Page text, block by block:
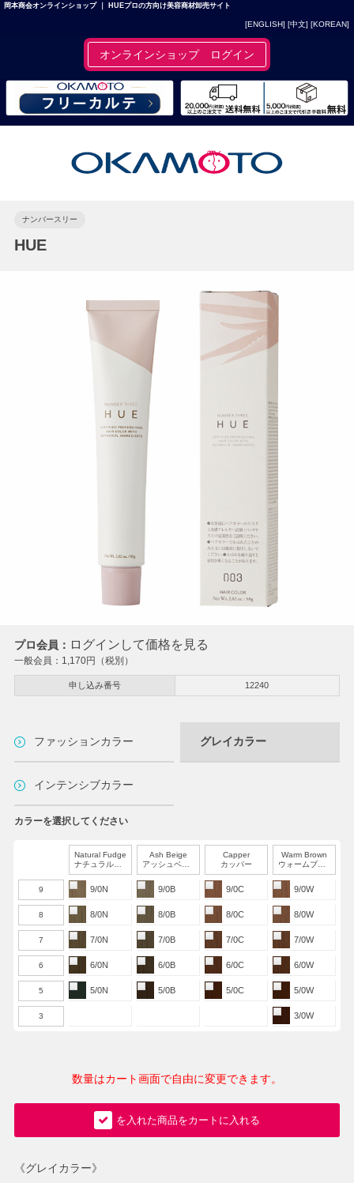
岡本商会オンラインショップ ｜ HUEプロの方向け美容商材卸売サイト
[ENGLISH] [中文] [KOREAN]
オンラインショップ ログイン
ナンバースリー
HUE
プロ会員： ログインして価格を見る
一般会員： 1,170円（税別）
申し込み番号 12240
《グレイカラー》
カラーを選択してください
Natural Fudge
ナチュラルファッジ
Ash Beige
アッシュベージュ
Capper
カッパー
Warm Brown
ウォームブラウン
9 9/0N 9/0B 9/0C 9/0W
8 8/0N 8/0B 8/0C 8/0W
7 7/0N 7/0B 7/0C 7/0W
6 6/0N 6/0B 6/0C 6/0W
5 5/0N 5/0B 5/0C 5/0W
3 3/0W
数量はカート画面で自由に変更できます。
を入れた商品をカートに入れる
ファッションカラー グレイカラー
インテンシブカラー